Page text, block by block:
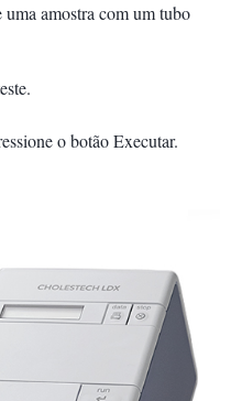
amostra com um tubo
o botão Executar.